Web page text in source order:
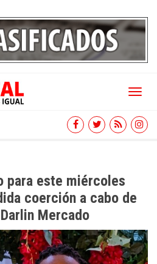
Toggle
para este miércoles
coerción a cabo de
Mercado